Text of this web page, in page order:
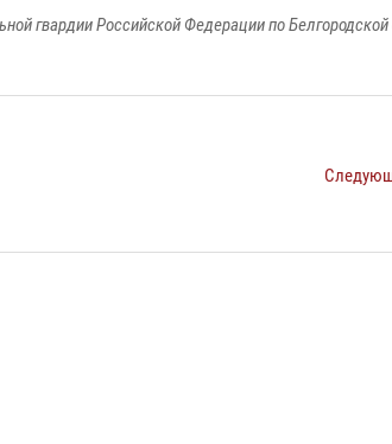
гвардии Российской Федерации по Белгородской